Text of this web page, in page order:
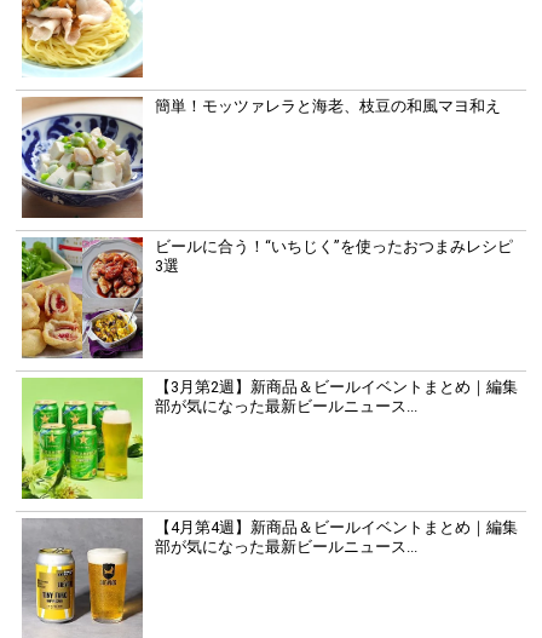
簡単！モッツァレラと海老、枝豆の和風マヨ和え
ビールに合う！“いちじく”を使ったおつまみレシピ
3選
【3月第2週】新商品＆ビールイベントまとめ｜編集
部が気になった最新ビールニュース...
【4月第4週】新商品＆ビールイベントまとめ｜編集
部が気になった最新ビールニュース...